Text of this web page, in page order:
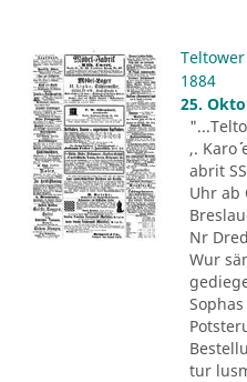
1884
25.
,.
abrit
Uhr ab
Nr
Wur
tur